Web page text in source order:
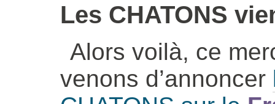
Les CHATONS
Alors voilà, ce
venons d’annoncer